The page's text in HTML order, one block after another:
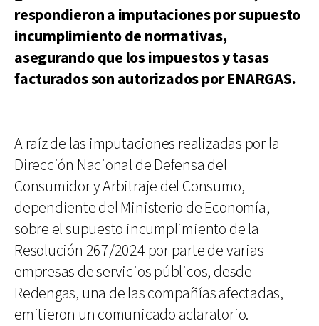
respondieron a imputaciones por supuesto
incumplimiento de normativas,
asegurando que los impuestos y tasas
facturados son autorizados por ENARGAS.
A raíz de las imputaciones realizadas por la
Dirección Nacional de Defensa del
Consumidor y Arbitraje del Consumo,
dependiente del Ministerio de Economía,
sobre el supuesto incumplimiento de la
Resolución 267/2024 por parte de varias
empresas de servicios públicos, desde
Redengas, una de las compañías afectadas,
emitieron un comunicado aclaratorio.